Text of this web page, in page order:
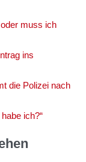
muss ich
ins
die Polizei nach
ich?“